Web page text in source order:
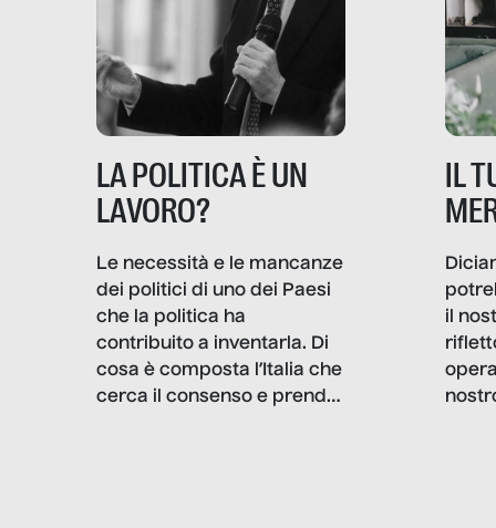
LA POLITICA È UN
LAVORO?
Le necessità e le mancanze
dei politici di uno dei Paesi
che la politica ha
contribuito a inventarla. Di
cosa è composta l’Italia che
cerca il consenso e prende
IL
il